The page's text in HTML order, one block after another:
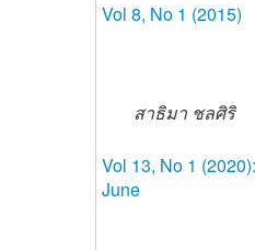
Vol 8, No 1 (2015)
สาธิมา ชลศิริ
Vol 13, No 1
June